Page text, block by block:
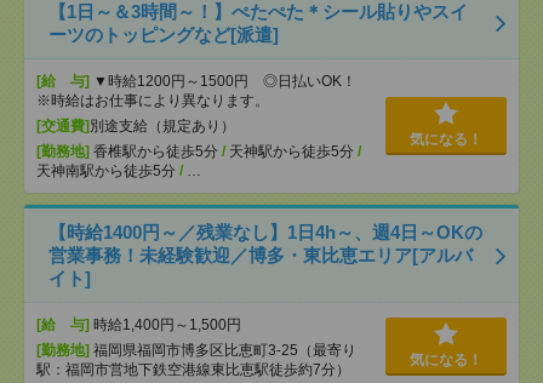
【1日～＆3時間～！】ぺたぺた＊シール貼りやスイ
ーツのトッピングなど[派遣]
[給 与] ▼時給1200円～1500円 ◎日払いOK！
※時給はお仕事により異なります。
[交通費] 別途支給（規定あり）
[勤務地] 香椎駅から徒歩5分 / 天神駅から徒歩5分 /
天神南駅から徒歩5分 / …
気になる！
【時給1400円～／残業なし】1日4h～、週4日～OKの
営業事務！未経験歓迎／博多・東比恵エリア[アルバ
イト]
[給 与] 時給1,400円～1,500円
[勤務地] 福岡県福岡市博多区比恵町3-25（最寄り
駅：福岡市営地下鉄空港線東比恵駅徒歩約7分）
気になる！